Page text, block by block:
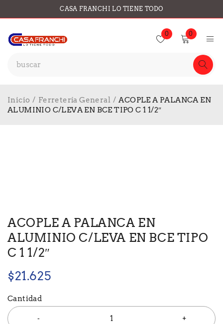
CASA FRANCHI LO TIENE TODO
0 0
Inicio / Ferretería General / ACOPLE A PALANCA EN
ALUMINIO C/LEVA EN BCE TIPO C 1 1/2″
ACOPLE A PALANCA EN
ALUMINIO C/LEVA EN BCE TIPO
C 1 1/2″
$21.625
Cantidad